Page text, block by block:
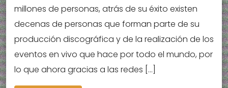
millones de personas, atrás de su éxito existen
decenas de personas que forman parte de su
producción discográfica y de la realización de los
eventos en vivo que hace por todo el mundo, por
lo que ahora gracias a las redes […]